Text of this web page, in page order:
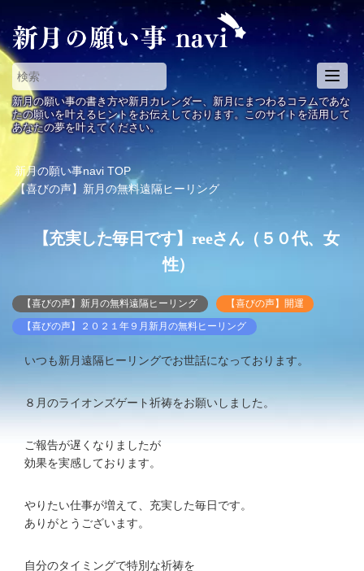
T
o
g
g
e
i
新月の願い事の書き方や新月カレンダー、新月にまつわるコラムであな
たの願いを叶えるヒントをお伝えしております。このサイトを活用して
あなたの夢を叶えてください。
新月の願い事navi TOP
【喜びの声】新月の無料遠隔ヒーリング
【充実した毎日です】reeさん（５０代、女
性）
【喜びの声】新月の無料遠隔ヒーリング 【喜びの声】開運
【喜びの声】２０２１年９月新月の無料ヒーリング
いつも新月遠隔ヒーリングでお世話になっております。
８月のライオンズゲート祈祷をお願いしました。
ご報告が遅くなりましたが
効果を実感しております。
やりたい仕事が増えて、充実した毎日です。
ありがとうございます。
自分のタイミングで特別な祈祷を